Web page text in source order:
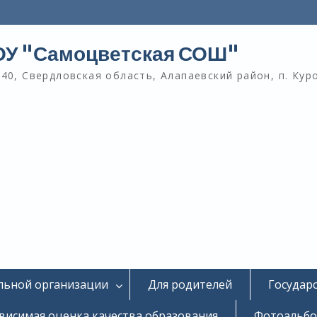
"Самоцветская СОШ"
Свердловская область, Алапаевский район, п.
организации Для родителей